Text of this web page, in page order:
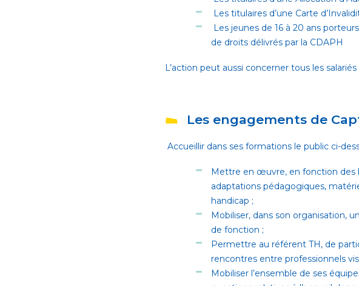
Les titulaires d’une Carte
Les jeunes de 16 à 20 ans
de droits délivrés par la CDAPH
L’action peut aussi concerner tous les
Les engagements de
Accueillir dans ses formations le public ci-
Mettre en œuvre, en fonction des
adaptations pédagogiques,
handicap ;
Mobiliser, dans son organisation,
de fonction ;
Permettre au référent TH, de
rencontres entre professionnels
Mobiliser l’ensemble de ses